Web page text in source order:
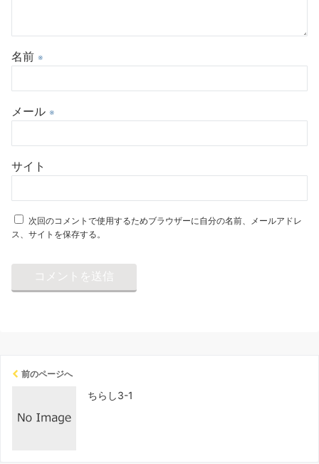
名前 ※
メール ※
サイト
次回のコメントで使用するためブラウザーに自分の名前、メールアドレ
ス、サイトを保存する。
前のページへ
ちらし3-1